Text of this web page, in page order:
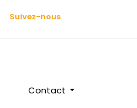
Suivez-nous
Contact